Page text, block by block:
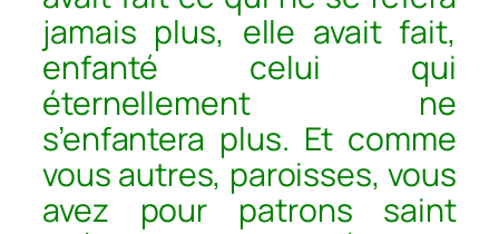
jamais plus, elle avait fait,
enfanté celui qui
éternellement ne
s’enfantera plus. Et comme
vous autres, paroisses, vous
avez pour patrons saint